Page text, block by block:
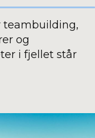
teambuilding,
og
i fjellet står